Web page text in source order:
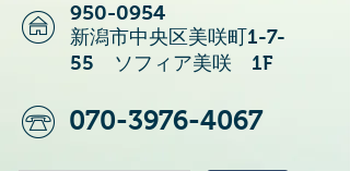
950-0954
新潟市中央区美咲町1-7-
55 ソフィア美咲 1F
070-3976-4067